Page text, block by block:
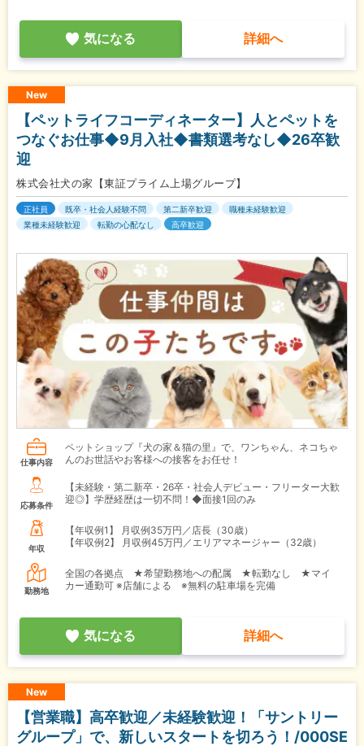
気になる 詳細へ
New
【ペットライフコーディネーター】人とペットを
つなぐお仕事◆9月入社◆書類選考なし◆26卒歓
迎
株式会社犬の家【東証プライム上場グループ】
正社員 既卒・社会人経験不問 第二新卒歓迎
職種未経験歓迎
業種未経験歓迎
転勤の心配なし 高卒歓迎
仕事内容
ペットショップ『犬の家＆猫の里』で、ワンちゃん、ネコちゃ
んのお世話やお客様への接客をお任せ！
応募条件
【未経験・第二新卒・26卒・社会人デビュー・フリーター大歓
迎◎】学歴経歴は一切不問！◆面接1回のみ
年収
【年収例1】
月収例35万円／店長（30歳）
【年収例2】
月収例45万円／エリアマネージャー（32歳）
勤務地
全国の各拠点 ★希望勤務地への配属 ★転勤なし ★マイ
カー通勤可 ※店舗による ※無料の駐車場を完備
気になる 詳細へ
New
【営業職】高卒歓迎／未経験歓迎！「サントリー
グループ」で、新しいスタートを切ろう！/000SE